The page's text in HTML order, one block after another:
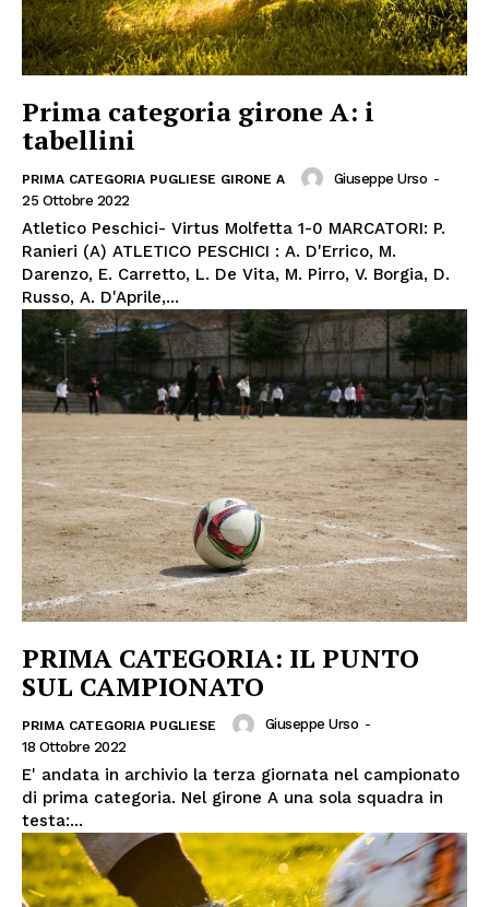
Prima categoria girone A: i
tabellini
PRIMA CATEGORIA PUGLIESE GIRONE A Giuseppe Urso -
25 Ottobre 2022
Atletico Peschici- Virtus Molfetta 1-0 MARCATORI: P.
Ranieri (A) ATLETICO PESCHICI : A. D'Errico, M.
Darenzo, E. Carretto, L. De Vita, M. Pirro, V. Borgia, D.
Russo, A. D'Aprile,...
PRIMA CATEGORIA: IL PUNTO
SUL CAMPIONATO
PRIMA CATEGORIA PUGLIESE Giuseppe Urso -
18 Ottobre 2022
E' andata in archivio la terza giornata nel campionato
di prima categoria. Nel girone A una sola squadra in
testa:...